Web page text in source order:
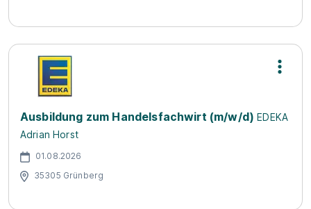
Ausbildung zum Handelsfachwirt (m/w/d) EDEKA
Adrian Horst
01.08.2026
35305 Grünberg